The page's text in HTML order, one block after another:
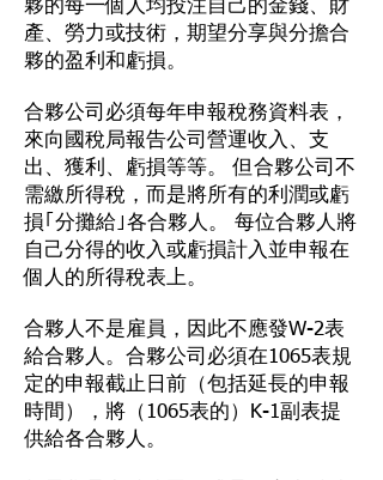
夥的每一個人均投注自己的金錢、財
產、勞力或技術，期望分享與分擔合
夥的盈利和虧損。
合夥公司必須每年申報稅務資料表，
來向國稅局報告公司營運收入、支
出、獲利、虧損等等。 但合夥公司不
需繳所得稅，而是將所有的利潤或虧
損｢分攤給｣各合夥人。 每位合夥人將
自己分得的收入或虧損計入並申報在
個人的所得稅表上。
合夥人不是雇員，因此不應發W-2表
給合夥人。合夥公司必須在1065表規
定的申報截止日前（包括延長的申報
時間），將（1065表的）K-1副表提
供給各合夥人。